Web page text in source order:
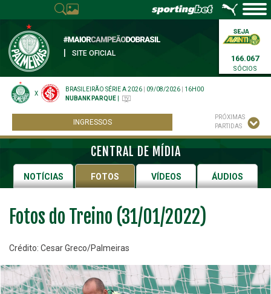
SITE OFICIAL
166.067
SÓCIOS
X
BRASILEIRÃO SÉRIE A 2026 09/08/2026
16H00
NUBANK PARQUE
INGRESSOS
PRÓXIMAS
PARTIDAS
CENTRAL DE MÍDIA
NOTÍCIAS FOTOS VÍDEOS ÁUDIOS
Fotos do Treino (31/01/2022)
Crédito: Cesar Greco/Palmeiras